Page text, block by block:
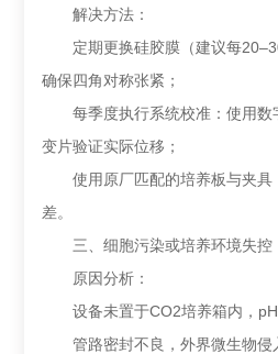
解决方法：
定期更换硅胶膜（建议每
确保四角对称张紧；
每季度执行系统校准：使用数
变片验证实际位移；
使用原厂匹配的培养板与夹具
差。
三、细胞污染或培养环境失控
原因分析：
设备未置于CO2培养箱内，pH
管路密封不良，外界微生物侵